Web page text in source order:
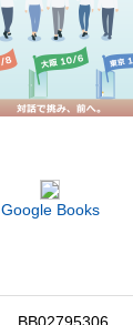
Google Books